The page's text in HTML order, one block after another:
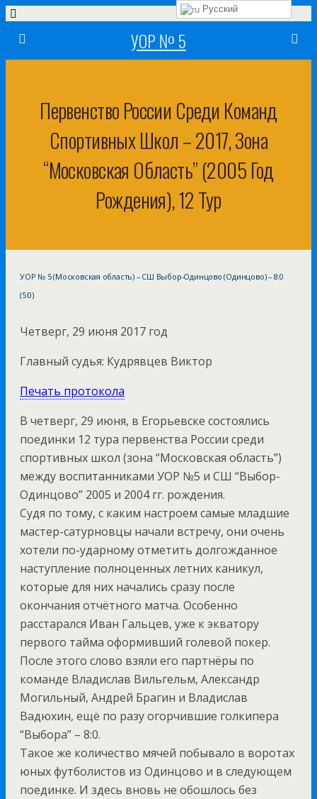
УОР № 5
Первенство России Среди Команд
Спортивных Школ – 2017, Зона
“Московская Область” (2005 Год
Рождения), 12 Тур
УОР № 5 (Московская область) – СШ Выбор-Одинцово (Одинцово) – 8:0
(5:0)
Четверг, 29 июня 2017 год
Главный судья: Кудрявцев Виктор
Печать протокола
В четверг, 29 июня, в Егорьевске состоялись
поединки 12 тура первенства России среди
спортивных школ (зона “Московская область”)
между воспитанниками УОР №5 и СШ “Выбор-
Одинцово” 2005 и 2004 гг. рождения.
Судя по тому, с каким настроем самые младшие
мастер-сатурновцы начали встречу, они очень
хотели по-ударному отметить долгожданное
наступление полноценных летних каникул,
которые для них начались сразу после
окончания отчётного матча. Особенно
расстарался Иван Гальцев, уже к экватору
первого тайма оформивший голевой покер.
После этого слово взяли его партнёры по
команде Владислав Вильгельм, Александр
Могильный, Андрей Брагин и Владислав
Вадюхин, ещё по разу огорчившие голкипера
“Выбора” – 8:0.
Такое же количество мячей побывало в воротах
юных футболистов из Одинцово и в следующем
поединке. И здесь вновь не обошлось без
Русский